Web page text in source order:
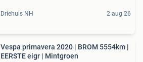
Driehuis NH 2 aug 26
Vespa primavera 2020 | BROM 5554km |
EERSTE eigr | Mintgroen